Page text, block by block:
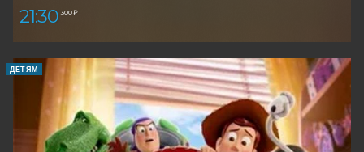
21:30 300 ₽
ДЕТЯМ